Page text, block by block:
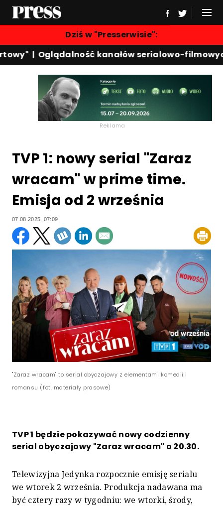
Dziś w "Presserwisie":
|Oglądalność kanałów serialowo-filmowych
Reklama
TVP 1: nowy serial "Zaraz
wracam" w prime time.
Emisja od 2 września
07.08.2025, 07:09
"Zaraz wracam" to serial obyczajowy z elementami komedii i
romansu (fot. materiały prasowe)
TVP 1 będzie pokazywać nowy codzienny
serial obyczajowy "Zaraz wracam" o 20.30.
Telewizyjna Jedynka rozpocznie emisję serialu
we wtorek 2 września. Produkcja nadawana ma
być cztery razy w tygodniu: we wtorki, środy,